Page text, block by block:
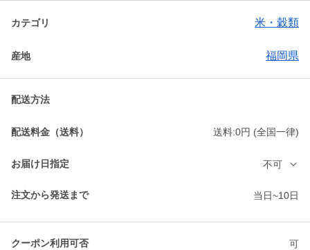
カテゴリ 米・穀類
産地 福岡県
配送方法
配送料金（送料） 送料:0円 (全国一律)
お届け日指定 不可
注文から発送まで 当日~10日
クーポン利用可否 可